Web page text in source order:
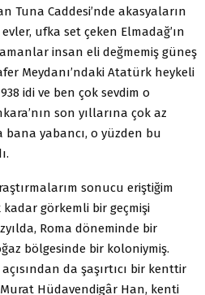
Tuna Caddesi’nde akasyaların
ufka set çeken Elmadağ’ın
insan eli değmemiş güneş
Meydanı’ndaki Atatürk heykeli
idi ve ben çok sevdim o
son yıllarına çok az
yabancı, o yüzden bu
sonucu eriştiğim
görkemli bir geçmişi
Roma döneminde bir
bölgesinde bir koloniymiş.
da şaşırtıcı bir kenttir
Hüdavendigâr Han, kenti